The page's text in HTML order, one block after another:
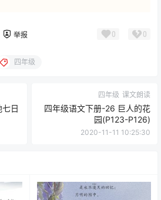
举报 0 0
四年级
日
四年级 课文朗读
四年级语文下册-26 巨人的花
园(P123-P126)
2020-11-11 10:25:30